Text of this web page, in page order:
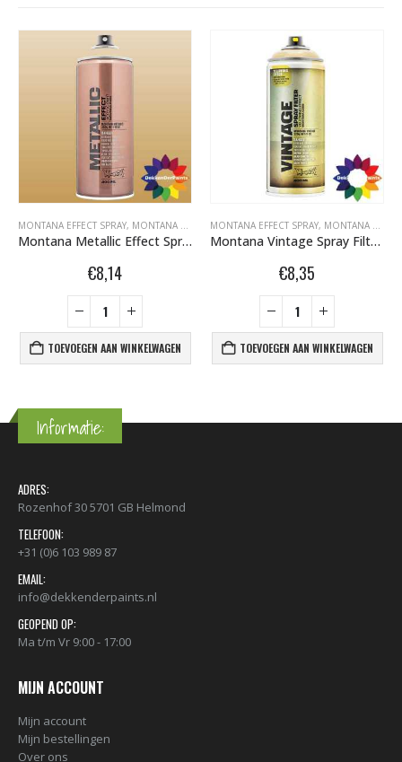
SPRAY 400ML ,MONTANA GRAFFITI SPUITBUSSEN
MONTANA EFFECT SPRAY, MONTANA GRAFFITI SPUITBUSSEN ,MONTANA METALLIC
Montana Metallic Effect Spray EMC 1030 Metallic Aztec Gold 400 ml 494123
€8,14
TOEVOEGEN AAN WINKELWAGEN
MONTANA EFFECT SPRAY, MONTANA GOLD TRANSPARANT / DIEPTEKLEUREN 400ML
Montana Vintage Spray Filter EV1050 Yellowing Effect 400ml 477041
€8,35
TOEVOEGEN AAN WINKELWAGEN
Informatie:
ADRES:
Rozenhof 30 5701 GB Helmond
TELEFOON:
+31 (0)6 103 989 87
EMAIL:
info@dekkenderpaints.nl
GEOPEND OP:
Ma t/m Vr 9:00 - 17:00
MIJN ACCOUNT
Mijn account
Mijn bestellingen
Over ons